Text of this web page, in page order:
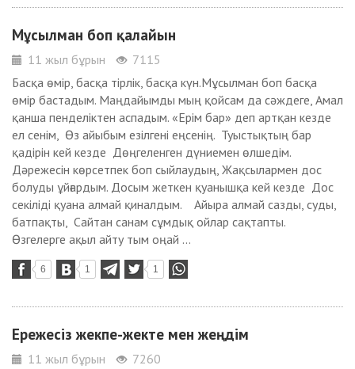
Мұсылман боп қалайын
11 жыл бұрын
7115
Басқа өмір, басқа тірлік, басқа күн.Мұсылман боп басқа
өмір бастадым. Маңдайымды мың қойсам да сәждеге, Амал
қанша пенделіктен аспадым. «Ерім бар» деп артқан кезде
ел сенім, Өз айыбым езілгені еңсенің. Туыстықтың бар
қадірін кей кезде Дөңгеленген дүниемен өлшедім.
Дәрежесін көрсетпек боп сыйлаудың, Жақсылармен дос
болуды ұйғардым. Досым жеткен қуанышқа кей кезде Дос
секіліді қуана алмай қиналдым. Айыра алмай сазды, суды,
батпақты, Сайтан санам сұмдық ойлар сақтапты.
Өзгелерге ақыл айту тым оңай ...
6 1 1
Ережесіз жекпе-жекте мен жеңдім
11 жыл бұрын
7260